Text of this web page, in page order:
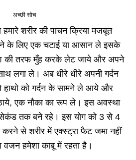
अच्छी सोच
शरीर की पाचन क्रिया मजबूत
के लिए एक चटाई या आसान ले इसके
की तरफ मुँह करके लेट जाये और अपने
लगा ले। अब धीरे धीरे अपनी गर्दन
को गर्दन के सामने ले आये और
एक नौका का रूप ले। इस अवस्था
तक बने रहे। इस योग को 3 से 4
करने से शरीर में एक्स्ट्रा फैट जमा नहीं
हमेशा काबू में रहता है।